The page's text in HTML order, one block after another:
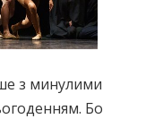
з минулими
Бо